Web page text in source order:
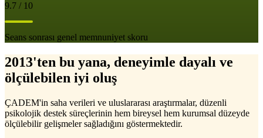
9.7 / 10
Seans sonrası genel memnuniyet skoru
2013'ten bu yana, deneyimle dayalı ve
ölçülebilen iyi oluş
ÇADEM'in saha verileri ve uluslararası araştırmalar, düzenli
psikolojik destek süreçlerinin hem bireysel hem kurumsal düzeyde
ölçülebilir gelişmeler sağladığını göstermektedir.